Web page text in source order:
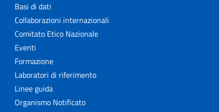
Basi di dati
Collaborazioni internazionali
Comitato Etico Nazionale
Eventi
Formazione
Laboratori di riferimento
Linee guida
Organismo Notificato